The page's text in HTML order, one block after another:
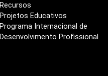
Recursos
Projetos Educativos
Programa Internacional de
Desenvolvimento Profissional